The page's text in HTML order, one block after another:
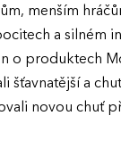
menším
a silném
o produktech
šťavnatější a
novou chuť